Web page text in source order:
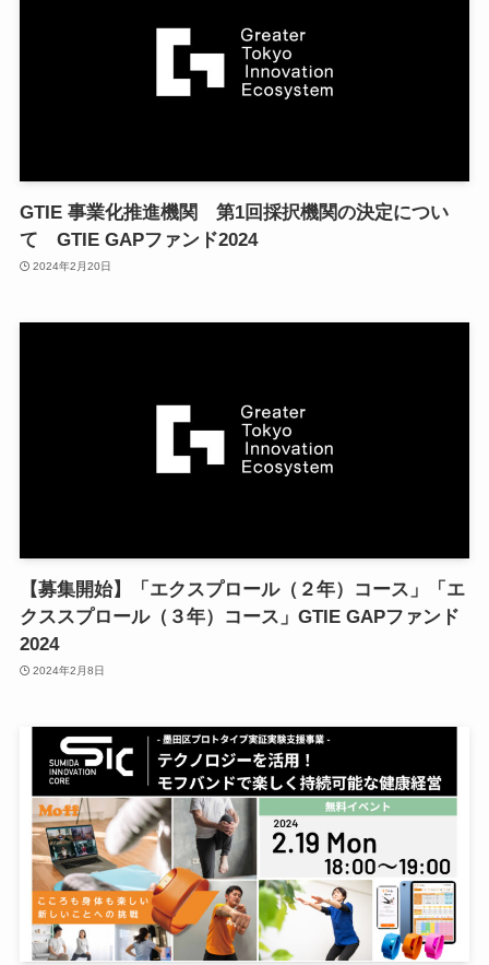
GTIE 事業化推進機関 第1回採択機関の決定につい
て GTIE GAPファンド2024
2024年2月20日
【募集開始】「エクスプロール（２年）コース」「エ
クススプロール（３年）コース」GTIE GAPファンド
2024
2024年2月8日